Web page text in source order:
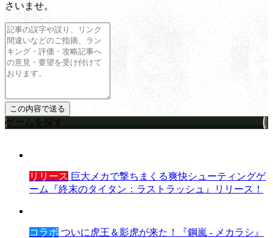
さいませ。
ゲームを探す
リリース 巨大メカで撃ちまくる爽快シューティングゲ
ーム『終末のタイタン：ラストラッシュ』リリース！
コラボ ついに虎王＆影虎が来た！『鋼嵐 - メカラシ』